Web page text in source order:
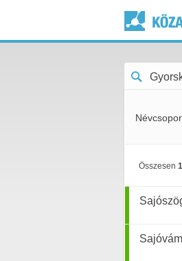
Összesen